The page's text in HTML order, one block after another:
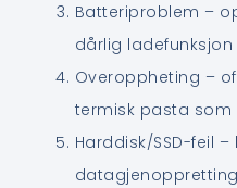
Batteriproblem –
dårlig ladefunksjon
Overoppheting –
termisk pasta som
Harddisk/SSD-feil –
datagjenoppretting